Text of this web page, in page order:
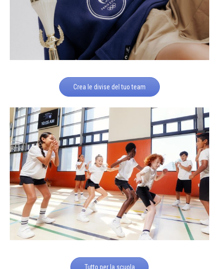
Crea le divise del tuo team
Tutto per la scuola